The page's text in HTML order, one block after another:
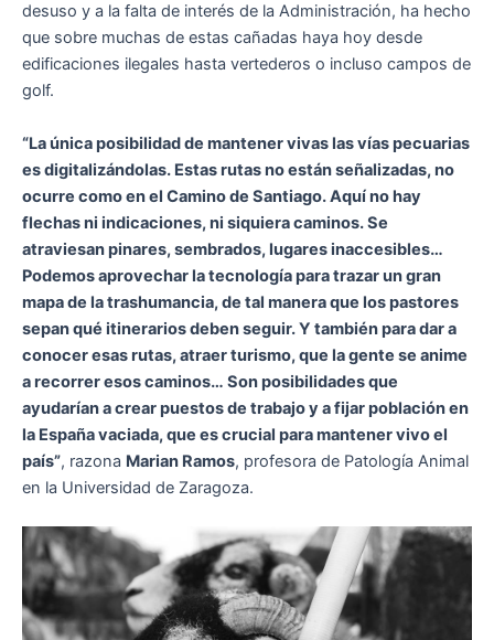
desuso y a la falta de interés de la Administración, ha hecho
que sobre muchas de estas cañadas haya hoy desde
edificaciones ilegales hasta vertederos o incluso campos de
golf.
“La única posibilidad de mantener vivas las vías pecuarias
es digitalizándolas. Estas rutas no están señalizadas, no
ocurre como en el Camino de Santiago. Aquí no hay
flechas ni indicaciones, ni siquiera caminos. Se
atraviesan pinares, sembrados, lugares inaccesibles…
Podemos aprovechar la tecnología para trazar un gran
mapa de la trashumancia, de tal manera que los pastores
sepan qué itinerarios deben seguir. Y también para dar a
conocer esas rutas, atraer turismo, que la gente se anime
a recorrer esos caminos… Son posibilidades que
ayudarían a crear puestos de trabajo y a fijar población en
la España vaciada, que es crucial para mantener vivo el
país”, razona Marian Ramos, profesora de Patología Animal
en la Universidad de Zaragoza.